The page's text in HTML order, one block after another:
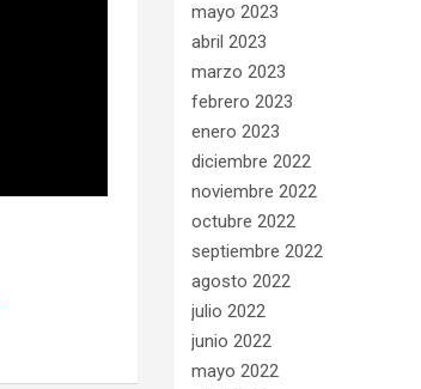
mayo 2023
abril 2023
marzo 2023
febrero 2023
enero 2023
diciembre 2022
noviembre 2022
octubre 2022
septiembre 2022
agosto 2022
julio 2022
junio 2022
mayo 2022